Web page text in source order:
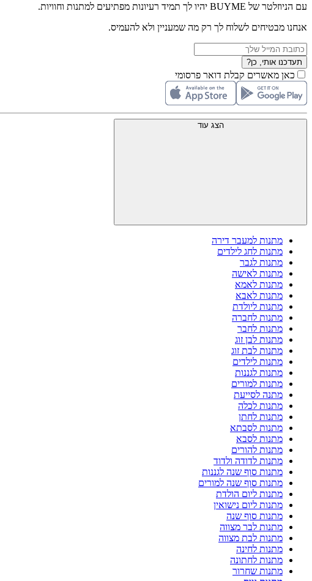
עם הניוזלטר של BUYME יהיו לך תמיד רעיונות מפתיעים למתנות וחוויות.
אנחנו מבטיחים לשלוח לך רק מה שמעניין ולא להעמיס.
תעדכנו אותי, כן?
כאן מאשרים קבלת דואר פרסומי
הצג עוד
מתנות למעבר דירה
מתנות לחג לילדים
מתנות לגבר
מתנות לאישה
מתנות לאמא
מתנות לאבא
מתנות ליולדת
מתנות לחברה
מתנות לחבר
מתנות לבן זוג
מתנות לבת זוג
מתנות לילדים
מתנות לגננות
מתנות למורים
מתנה לסייעת
מתנות לכלה
מתנות לחתן
מתנות לסבתא
מתנות לסבא
מתנות להורים
מתנות לדודה ולדוד
מתנות סוף שנה לגננות
מתנות סוף שנה למורים
מתנות ליום הולדת
מתנות ליום נישואין
מתנות סוף שנה
מתנות לבר מצווה
מתנות לבת מצווה
מתנות לחינה
מתנות לחתונה
מתנות שחרור